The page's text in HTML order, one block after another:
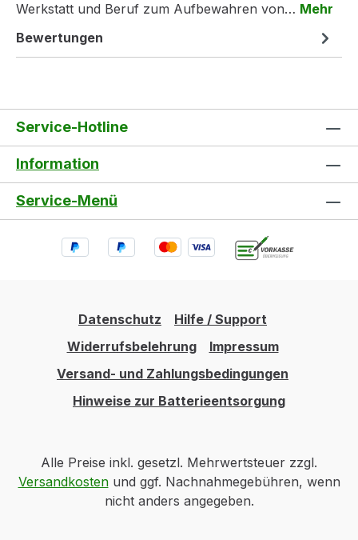
Werkstatt und Beruf zum Aufbewahren von… Mehr
Bewertungen
Service-Hotline
Information
Service-Menü
Datenschutz
Hilfe / Support
Widerrufsbelehrung
Impressum
Versand- und Zahlungsbedingungen
Hinweise zur Batterieentsorgung
Alle Preise inkl. gesetzl. Mehrwertsteuer zzgl.
Versandkostenund ggf. Nachnahmegebühren, wenn
nicht anders angegeben.